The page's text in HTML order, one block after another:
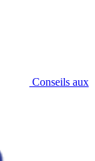
Conseils aux